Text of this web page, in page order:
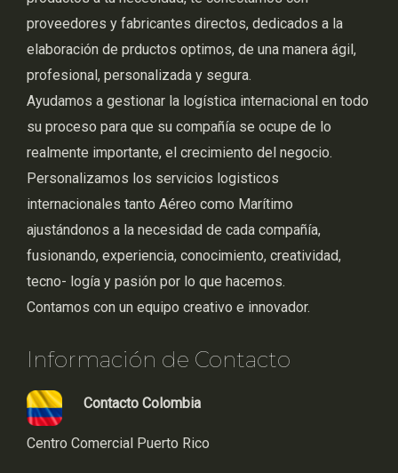
proveedores y fabricantes directos, dedicados a la
elaboración de prductos optimos, de una manera ágil,
profesional, personalizada y segura.
Ayudamos a gestionar la logística internacional en todo
su proceso para que su compañía se ocupe de lo
realmente importante, el crecimiento del negocio.
Personalizamos los servicios logisticos
internacionales tanto Aéreo como Marítimo
ajustándonos a la necesidad de cada compañía,
fusionando, experiencia, conocimiento, creatividad,
tecno- logía y pasión por lo que hacemos.
Contamos con un equipo creativo e innovador.
Información de Contacto
Contacto Colombia
Centro Comercial Puerto Rico